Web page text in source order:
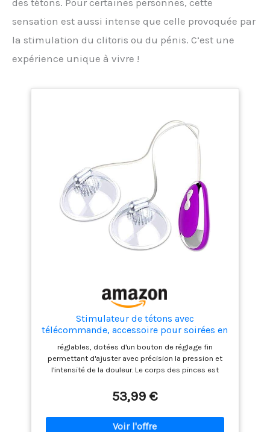
sensation est aussi intense que celle provoquée par
la stimulation du clitoris ou du pénis. C’est une
expérience unique à vivre !
Stimulateur de tétons avec
télécommande, accessoire pour soirées en
couple, en acier inoxydable
réglables, dotées d'un bouton de réglage fin
permettant d'ajuster avec précision la pression et
l'intensité de la douleur. Le corps des pinces est
Faciles à utiliser. Compactes et légères, ces pinces
sont faciles à transporter, que ce soit à l'intérieur ou à
l'extérieur. Ajoutez du piquant à vos soirées avec ce
kit érotique. En serrant les tétons, elles fusionnent
53,99 €